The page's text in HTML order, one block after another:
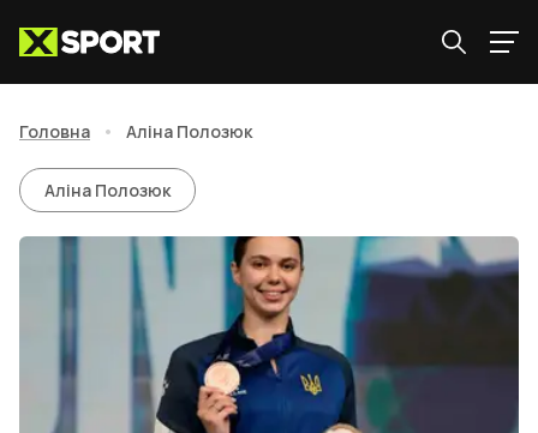
Головна • Аліна Полозюк
Аліна Полозюк
Аліна Полозюк